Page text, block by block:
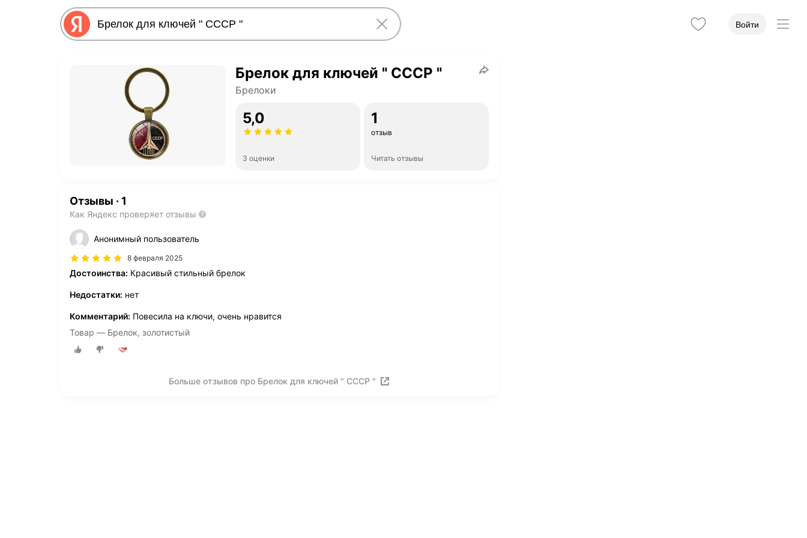
Войти
Брелок для ключей " СССР "
Брелоки
5,0
3 оценки
1
отзыв
Читать отзывы
Отзывы · 1
Как Яндекс проверяет отзывы
Анонимный пользователь
8 февраля 2025
Достоинства: Красивый стильный брелок
Недостатки: нет
Комментарий: Повесила на ключи, очень нравится
Товар — Брелок, золотистый
Больше отзывов про Брелок для ключей " СССР "